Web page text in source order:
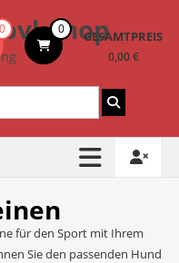
Shop
0 0 GESAMTPREIS
0,00 €
für den Sport mit Ihrem
Sie den passenden Hund